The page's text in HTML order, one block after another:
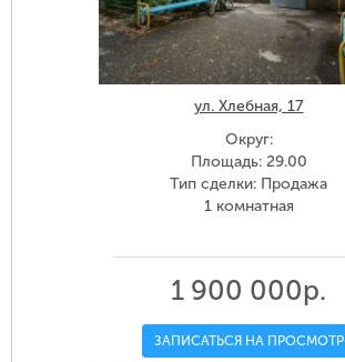
ул. Хлебная, 17
Округ:
Площадь: 29.00
Тип сделки: Продажа
1 комнатная
1 900 000р.
ЗАПИСАТЬСЯ НА ПРОСМОТР